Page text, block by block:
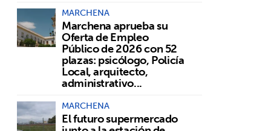
MARCHENA
Marchena aprueba su
Oferta de Empleo
Público de 2026 con 52
plazas: psicólogo, Policía
Local, arquitecto,
administrativo...
MARCHENA
El futuro supermercado